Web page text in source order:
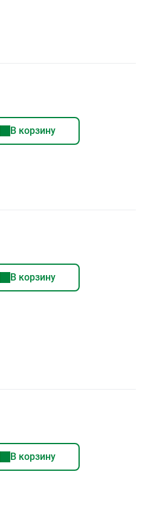
В корзину
В корзину
В корзину